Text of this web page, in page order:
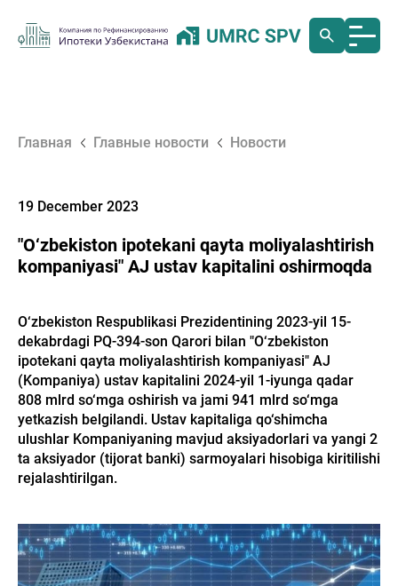
Главная Главные новости Новости
19 December 2023
"O‘zbekiston ipotekani qayta moliyalashtirish
kompaniyasi" AJ ustav kapitalini oshirmoqda
O‘zbekiston Respublikasi Prezidentining 2023-yil 15-
dekabrdagi PQ-394-son Qarori bilan "O‘zbekiston
ipotekani qayta moliyalashtirish kompaniyasi" AJ
(Kompaniya) ustav kapitalini 2024-yil 1-iyunga qadar
808 mlrd so‘mga oshirish va jami 941 mlrd so‘mga
yetkazish belgilandi. Ustav kapitaliga qo‘shimcha
ulushlar Kompaniyaning mavjud aksiyadorlari va yangi 2
ta aksiyador (tijorat banki) sarmoyalari hisobiga kiritilishi
rejalashtirilgan.